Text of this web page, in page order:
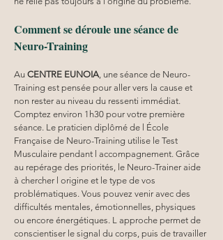
Comment se déroule une séance de
Neuro-Training
Au CENTRE EUNOIA , une séance de Neuro-
Training est pensée pour aller vers la cause et
non rester au niveau du ressenti immédiat.
Comptez environ 1h30 pour votre première
séance. Le praticien diplômé de l École
Française de Neuro-Training utilise le Test
Musculaire pendant l accompagnement. Grâce
au repérage des priorités, le Neuro-Trainer aide
à chercher l origine et le type de vos
problématiques. Vous pouvez venir avec des
difficultés mentales, émotionnelles, physiques
ou encore énergétiques. L approche permet de
conscientiser le signal du corps, puis de travailler